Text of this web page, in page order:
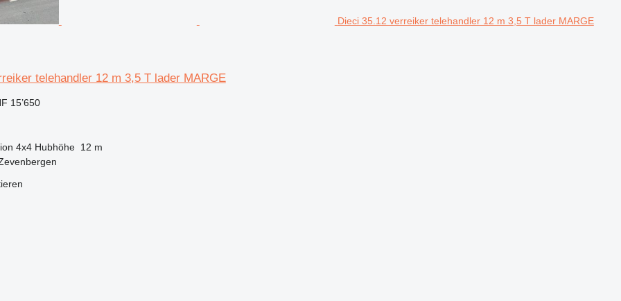
Dieci 35.12 verreiker telehandler 12 m 3,5 T lader MARGE
telehandler 12 m 3,5 T lader MARGE
15’650
4x4 Hubhöhe 12 m